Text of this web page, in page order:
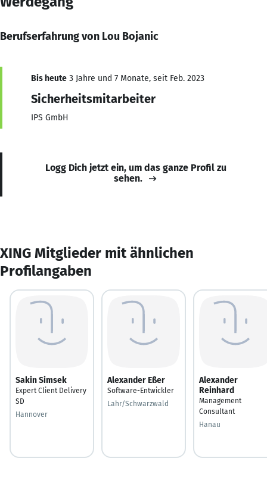
Berufserfahrung von Lou Bojanic
Bis heute 3 Jahre und 7 Monate, seit Feb. 2023
Sicherheitsmitarbeiter
IPS GmbH
Logg Dich jetzt ein, um das ganze Profil zu
sehen.
XING Mitglieder mit ähnlichen
Profilangaben
Sakin Simsek
Expert Client Delivery
SD
Hannover
Alexander Eßer
Software-Entwickler
Lahr/Schwarzwald
Alexander
Reinhard
Management
Consultant
Hanau